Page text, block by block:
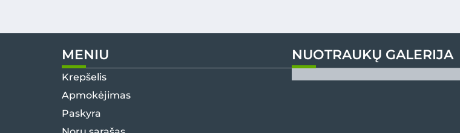
MENIU
Krepšelis
Apmokėjimas
Paskyra
NUOTRAUKŲ GALERIJA